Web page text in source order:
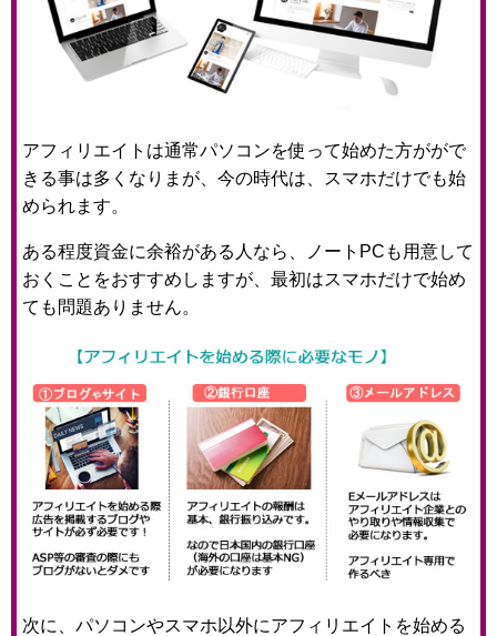
アフィリエイトは通常パソコンを使って始めた方ががで
きる事は多くなりまが、今の時代は、スマホだけでも始
められます。
ある程度資金に余裕がある人なら、ノートPCも用意して
おくことをおすすめしますが、最初はスマホだけで始め
ても問題ありません。
次に、パソコンやスマホ以外にアフィリエイトを始める